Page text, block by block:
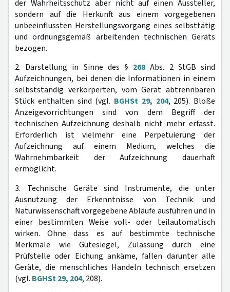
der Wahrheitsschutz aber nicht auf einen Aussteller,
sondern auf die Herkunft aus einem vorgegebenen
unbeeinflussten Herstellungsvorgang eines selbsttätig
und ordnungsgemäß arbeitenden technischen Geräts
bezogen.
2. Darstellung in Sinne des § 268 Abs. 2 StGB sind
Aufzeichnungen, bei denen die Informationen in einem
selbstständig verkörperten, vom Gerät abtrennbaren
Stück enthalten sind (vgl. BGHSt 29, 204, 205). Bloße
Anzeigevorrichtungen sind von dem Begriff der
technischen Aufzeichnung deshalb nicht mehr erfasst.
Erforderlich ist vielmehr eine Perpetuierung der
Aufzeichnung auf einem Medium, welches die
Wahrnehmbarkeit der Aufzeichnung dauerhaft
ermöglicht.
3. Technische Geräte sind Instrumente, die unter
Ausnutzung der Erkenntnisse von Technik und
Naturwissenschaft vorgegebene Abläufe ausführen und in
einer bestimmten Weise voll- oder teilautomatisch
wirken. Ohne dass es auf bestimmte technische
Merkmale wie Gütesiegel, Zulassung durch eine
Prüfstelle oder Eichung ankäme, fallen darunter alle
Geräte, die menschliches Handeln technisch ersetzen
(vgl. BGHSt 29, 204, 208).